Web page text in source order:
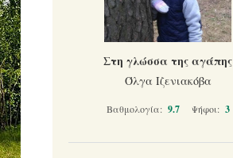
Στη γλώσσα της αγάπης
Όλγα Ιζενιακόβα
Βαθμολογία: 9.7 Ψήφοι: 3